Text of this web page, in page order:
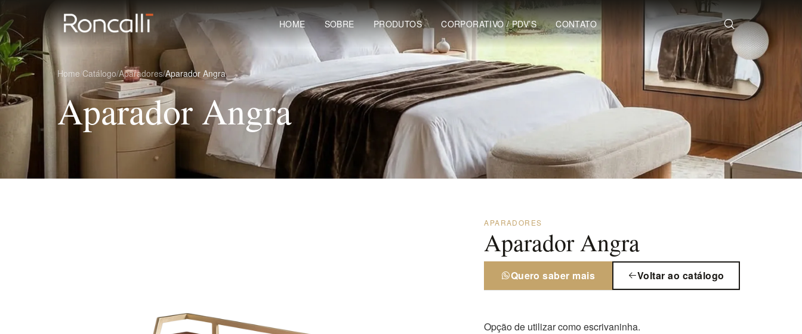
HOME SOBRE PRODUTOS CORPORATIVO / PDV’S CONTATO
Home/Catálogo/Aparadores/Aparador Angra
Aparador Angra
APARADORES
Aparador Angra
Quero saber mais Voltar ao catálogo
Opção de utilizar como escrivaninha.